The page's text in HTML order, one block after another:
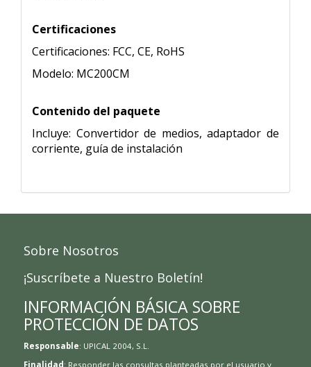
Certificaciones
Certificaciones: FCC, CE, RoHS
Modelo: MC200CM
Contenido del paquete
Incluye: Convertidor de medios, adaptador de
corriente, guía de instalación
Sobre Nosotros
¡Suscríbete a Nuestro Boletín!
INFORMACIÓN BÁSICA SOBRE
PROTECCIÓN DE DATOS
Responsable: UPICAL 2004, S.L.
Finalidad: Responder las consultas planteadas por el usuario y